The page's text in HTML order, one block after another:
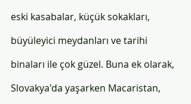
eski kasabalar, küçük sokakları,
büyüleyici meydanları ve tarihi
binaları ile çok güzel. Buna ek olarak,
Slovakya'da yaşarken Macaristan,